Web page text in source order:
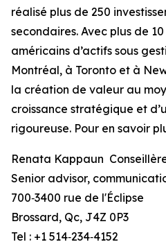
réalisé plus de 250
secondaires. Avec plus de
américains d’actifs sous
Montréal, à Toronto et à
la création de valeur au
croissance stratégique et
rigoureuse. Pour en savoir
Renata Kappaun
Senior advisor,
700‑3400 rue de l'Éclipse
Brossard, Qc, J4Z 0P3
Tel : +1 514‑234‑4152